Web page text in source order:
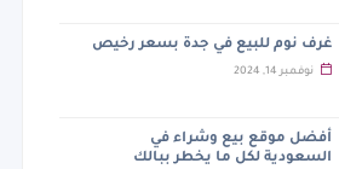
غرف نوم للبيع في جدة بسعر رخيص
نوفمبر 14, 2024
أفضل موقع بيع وشراء في
السعودية لكل ما يخطر ببالك